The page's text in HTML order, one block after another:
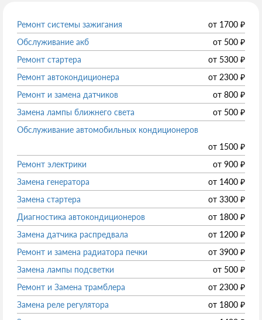
Ремонт системы зажигания от 1700 ₽
Обслуживание акб
от 500 ₽
Ремонт стартера
от 5300 ₽
Ремонт автокондиционера
от 2300 ₽
Ремонт и замена датчиков
от 800 ₽
Замена лампы ближнего света
от 500 ₽
Обслуживание автомобильных кондиционеров
от 1500 ₽
Ремонт электрики
от 900 ₽
Замена генератора
от 1400 ₽
Замена стартера
от 3300 ₽
Диагностика автокондиционеров
от 1800 ₽
Замена датчика распредвала
от 1200 ₽
Ремонт и замена радиатора печки
от 3900 ₽
Замена лампы подсветки
от 500 ₽
Ремонт и Замена трамблера
от 2300 ₽
Замена реле регулятора
от 1800 ₽